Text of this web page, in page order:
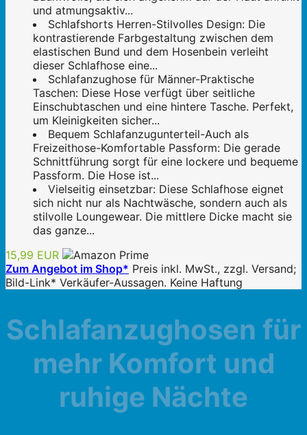
und atmungsaktiv...
Schlafshorts Herren-Stilvolles Design: Die
kontrastierende Farbgestaltung zwischen dem
elastischen Bund und dem Hosenbein verleiht
dieser Schlafhose eine...
Schlafanzughose für Männer-Praktische
Taschen: Diese Hose verfügt über seitliche
Einschubtaschen und eine hintere Tasche. Perfekt,
um Kleinigkeiten sicher...
Bequem Schlafanzugunterteil-Auch als
Freizeithose-Komfortable Passform: Die gerade
Schnittführung sorgt für eine lockere und bequeme
Passform. Die Hose ist...
Vielseitig einsetzbar: Diese Schlafhose eignet
sich nicht nur als Nachtwäsche, sondern auch als
stilvolle Loungewear. Die mittlere Dicke macht sie
das ganze...
15,99 EUR
Zum Angebot im Shop* Preis inkl. MwSt., zzgl. Versand;
Bild-Link* Verkäufer-Aussagen. Keine Haftung
Schlafanzughosen für
mehr Komfort und
ruhige Nächte